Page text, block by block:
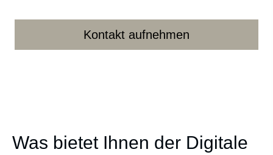
Kontakt aufnehmen
Was bietet Ihnen der Digitale